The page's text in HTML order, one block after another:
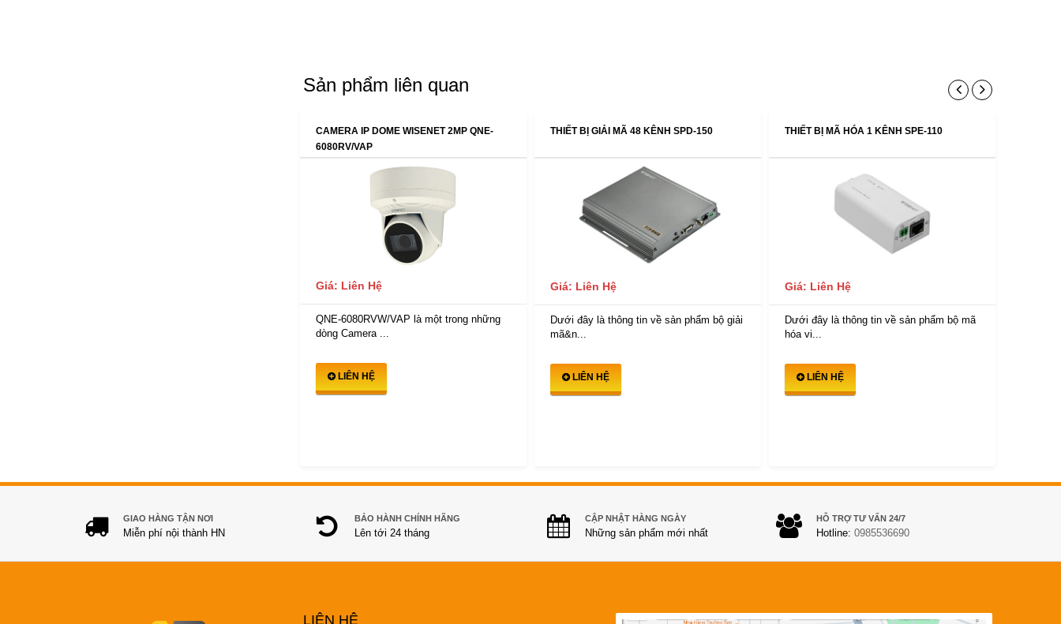
Sản phẩm liên quan
CAMERA IP DOME WISENET 2MP QNE-
6080RV/VAP
Giá: Liên Hệ
QNE-6080RVW/VAP là một trong những
dòng Camera ...
LIÊN HỆ
THIẾT BỊ GIẢI MÃ 48 KÊNH SPD-150
Giá: Liên Hệ
Dưới đây là thông tin về sản phẩm bộ giải
mã&n...
LIÊN HỆ
THIẾT BỊ MÃ HÓA 1 KÊNH SPE-110
Giá: Liên Hệ
Dưới đây là thông tin về sản phẩm bộ mã
hóa vi...
LIÊN HỆ
GIAO HÀNG TẬN NƠI
Miễn phí nội thành HN
BẢO HÀNH CHÍNH HÃNG
Lên tới 24 tháng
CẬP NHẬT HÀNG NGÀY
Những sản phẩm mới nhất
HỖ TRỢ TƯ VẤN 24/7
Hotline: 0985536690
LIÊN HỆ